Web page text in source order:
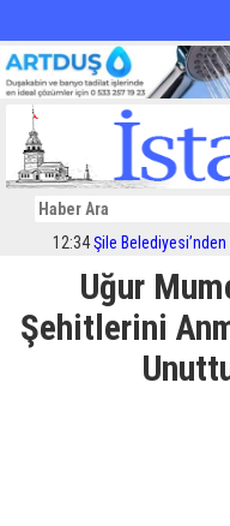
12:34 Şile Belediyesi’nden Halk
Uğur
Şehitlerini